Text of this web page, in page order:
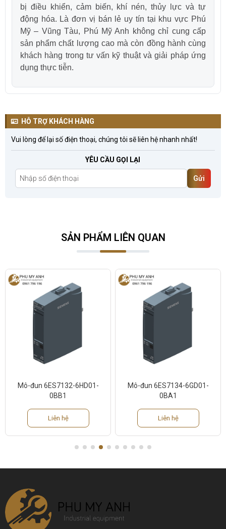
bị điều khiển, cảm biến, khí nén, thủy lực và tự
động hóa. Là đơn vị bán lẻ uy tín tại khu vực Phú
Mỹ – Vũng Tàu, Phú Mỹ Anh không chỉ cung cấp
sản phẩm chất lượng cao mà còn đồng hành cùng
khách hàng trong tư vấn kỹ thuật và giải pháp ứng
dụng thực tiễn.
HỖ TRỢ KHÁCH HÀNG
Vui lòng để lại số điện thoại, chúng tôi sẽ liên hệ nhanh nhất!
YÊU CẦU GỌI LẠI
Gửi
SẢN PHẨM LIÊN QUAN
Mô-đun 6ES7132-6HD01-
0BB1
Liên hệ
Mô-đun 6ES7134-6GD01-
0BA1
Liên hệ